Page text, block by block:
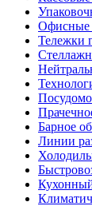
Офисные
Тележки
Барное
Линии